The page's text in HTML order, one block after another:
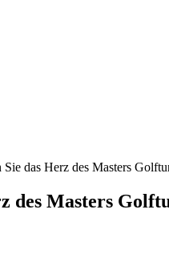
das Herz des Masters
des Masters